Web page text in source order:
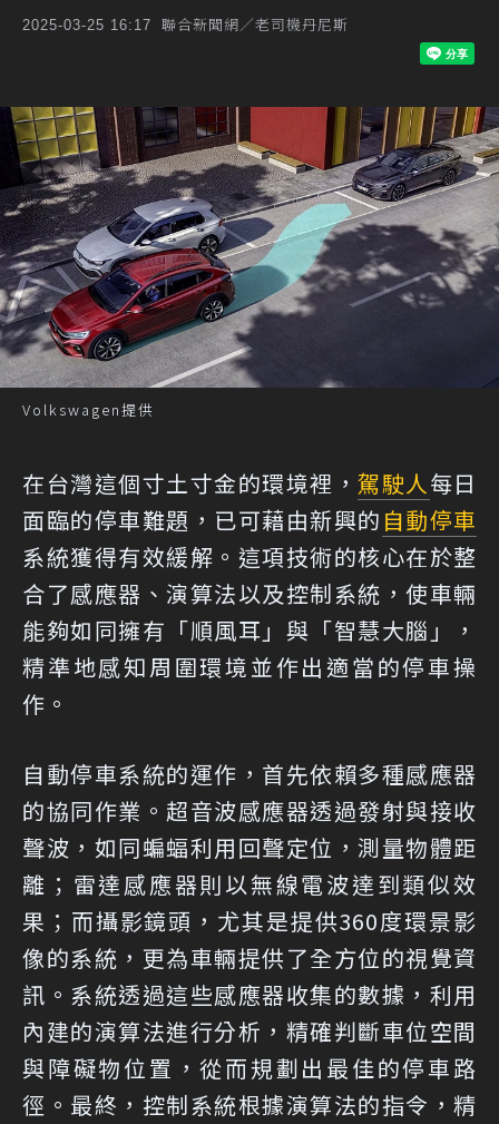
2025-03-25 16:17 聯合新聞網／老司機丹尼斯
Volkswagen提供
在台灣這個寸土寸金的環境裡， 駕駛人每日
面臨的停車難題，已可藉由新興的 自動停車
系統獲得有效緩解。這項技術的核心在於整
合了感應器、演算法以及控制系統，使車輛
能夠如同擁有「順風耳」與「智慧大腦」，
精準地感知周圍環境並作出適當的停車操
作。
自動停車系統的運作，首先依賴多種感應器
的協同作業。超音波感應器透過發射與接收
聲波，如同蝙蝠利用回聲定位，測量物體距
離；雷達感應器則以無線電波達到類似效
果；而攝影鏡頭，尤其是提供360度環景影
像的系統，更為車輛提供了全方位的視覺資
訊。系統透過這些感應器收集的數據，利用
內建的演算法進行分析，精確判斷車位空間
與障礙物位置，從而規劃出最佳的停車路
徑。最終，控制系統根據演算法的指令，精